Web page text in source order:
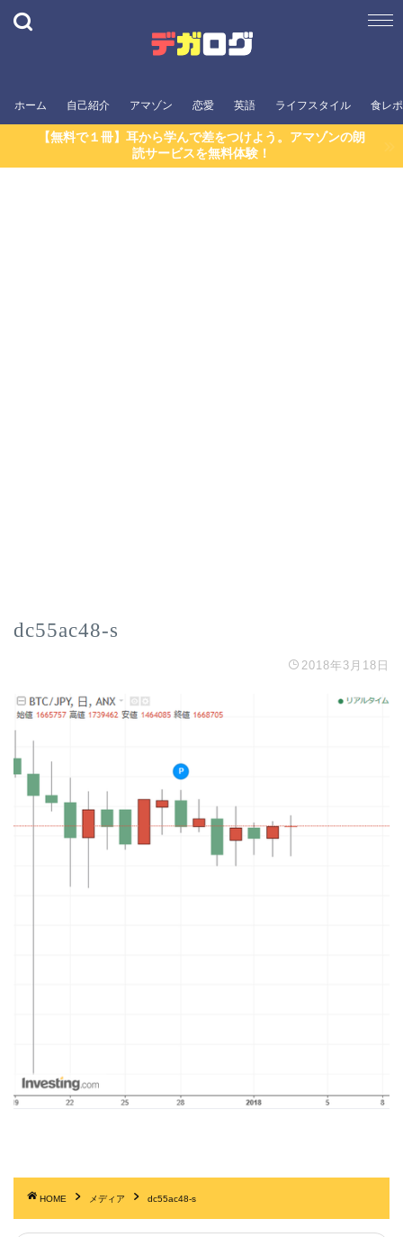
ホーム 自己紹介 アマゾン 恋愛 英語 ライフスタイル 食レポ
【無料で１冊】耳から学んで差をつけよう。アマゾンの朗
読サービスを無料体験！
dc55ac48-s
2018年3月18日
HOME メディア dc55ac48-s